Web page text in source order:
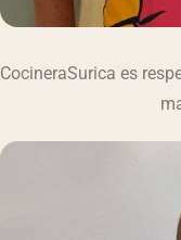
CocineraSurica es